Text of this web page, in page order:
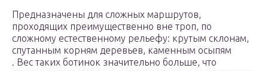
Предназначены для сложных маршрутов,
проходящих преимущественно вне троп, по
сложному естественному рельефу: крутым склонам,
спутанным корням деревьев, каменным осыпям
. Вес таких ботинок значительно больше, что